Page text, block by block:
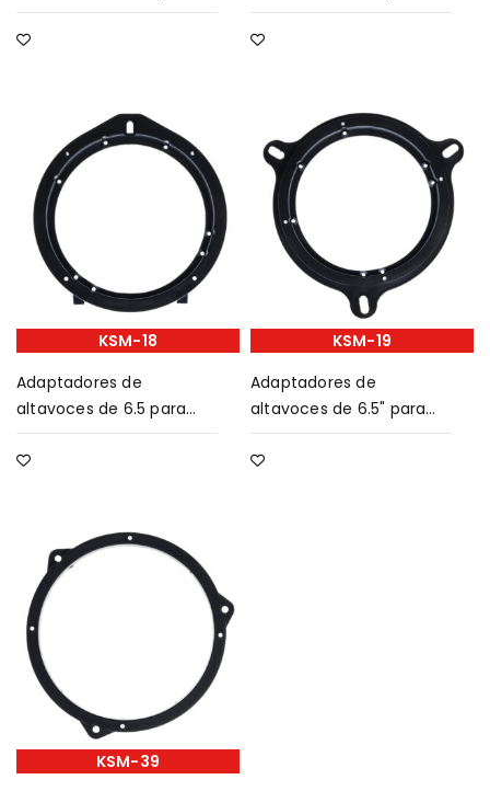
Toyota camry, highlan,
reiz 2006-2011
Mitsubishi
KSM-18
Adaptadores de
altavoces de 6.5 para
Honda Hollow
KSM-19
Adaptadores de
altavoces de 6.5" para
nissan great wh5, verna,
Kia, Zotye
KSM-39